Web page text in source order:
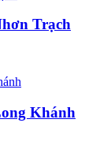
Trạch
Khánh